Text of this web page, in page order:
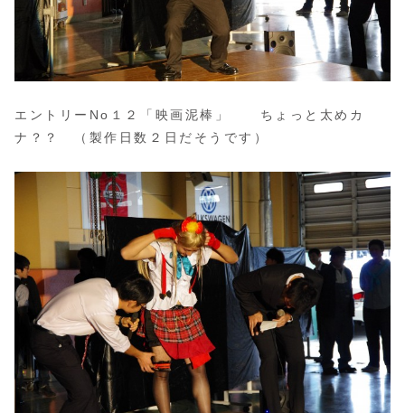
エントリーNo１２「映画泥棒」 ちょっと太めカ
ナ？？ （製作日数２日だそうです）